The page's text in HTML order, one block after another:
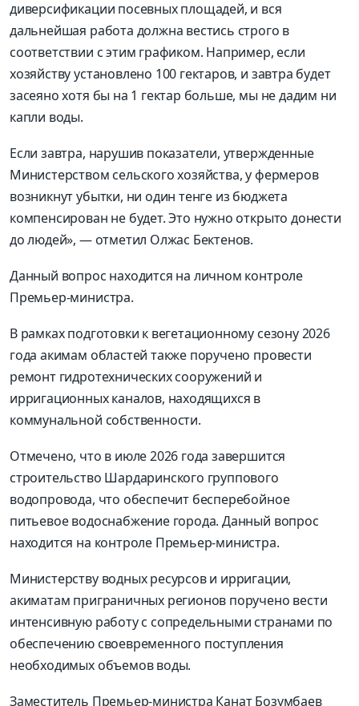
диверсификации посевных площадей, и вся
дальнейшая работа должна вестись строго в
соответствии с этим графиком. Например, если
хозяйству установлено 100 гектаров, и завтра будет
засеяно хотя бы на 1 гектар больше, мы не дадим ни
капли воды.
Если завтра, нарушив показатели, утвержденные
Министерством сельского хозяйства, у фермеров
возникнут убытки, ни один тенге из бюджета
компенсирован не будет. Это нужно открыто донести
до людей», — отметил Олжас Бектенов.
Данный вопрос находится на личном контроле
Премьер-министра.
В рамках подготовки к вегетационному сезону 2026
года акимам областей также поручено провести
ремонт гидротехнических сооружений и
ирригационных каналов, находящихся в
коммунальной собственности.
Отмечено, что в июле 2026 года завершится
строительство Шардаринского группового
водопровода, что обеспечит бесперебойное
питьевое водоснабжение города. Данный вопрос
находится на контроле Премьер-министра.
Министерству водных ресурсов и ирригации,
акиматам приграничных регионов поручено вести
интенсивную работу с сопредельными странами по
обеспечению своевременного поступления
необходимых объемов воды.
Заместитель Премьер-министра Канат Бозумбаев